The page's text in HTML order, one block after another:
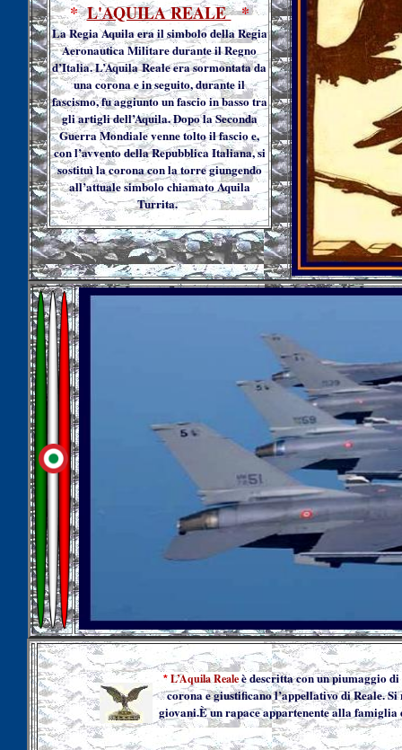
* L'AQUILA REALE *
La Regia Aquilaera il simbolo della Regia
Aeronautica Militare durante il Regno
d’Italia. L’Aquila Reale era sormontata da
una corona e in seguito, durante il
fascismo, fu aggiunto un fascio in basso tra
gli artigli dell’Aquila. Dopola Seconda
GuerraMondiale venne tolto il fascio e,
con l’avvento della Repubblica Italiana, si
sostituì la corona con la torre giungendo
all’attuale simbolo chiamato Aquila
Turrita.
* L’Aquila Realeè descritta con un piumaggio
corona e giustificano l’appellativo di Reale.
giovani.È un rapace appartenente alla